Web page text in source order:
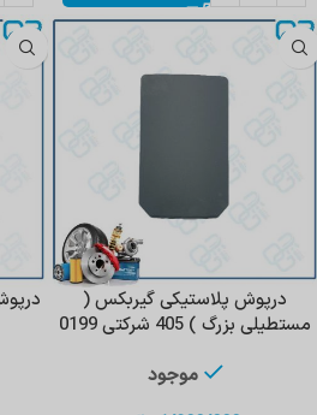
‌درپوش‌ پلاستیکی گیربکس ‌(
مستطیلی بزرگ ) 405 شرکتی 0199
موجود